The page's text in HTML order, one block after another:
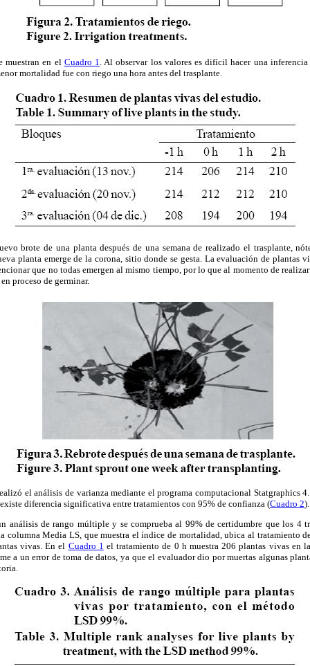
muestran en el Cuadro 1
. Al observar los valores es difícil hacer una
mortalidad fue con riego una hora antes del trasplante.
brote de una planta después de una semana de realizado el trasplante,
planta emerge de la corona, sitio donde se gesta. La evaluación de plantas
que no todas emergen al mismo tiempo, por lo que al momento de
proceso de germinar.
el análisis de varianza mediante el programa computacional Statgraphics
diferencia significativa entre tratamientos con 95% de confianza (Cuadro 2).
análisis de rango múltiple y se comprueba al 99% de certidumbre que los 4
columna Media LS, que muestra el índice de mortalidad, ubica al tratamiento
vivas. En el Cuadro 1 el tratamiento de 0 h muestra 206 plantas vivas en
a un error de toma de datos, ya que el evaluador dio por muertas algunas